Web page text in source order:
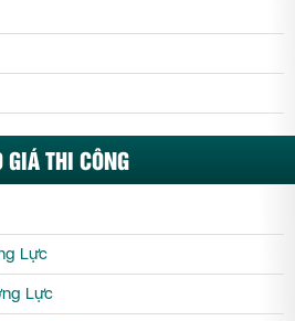
GIÁ THI CÔNG
Lực
Lực